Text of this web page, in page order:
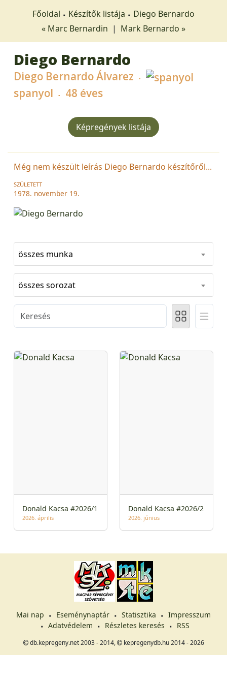
Főoldal Készítők listája
Diego Bernardo
« Marc Bernardin | Mark Bernardo »
Diego Bernardo
Diego Bernardo Álvarez
spanyol
48 éves
Képregények listája
Még nem készült leírás Diego Bernardo készítőről...
SZÜLETETT
1978. november 19.
összes munka
összes sorozat
Donald Kacsa #2026/1
2026. április
Donald Kacsa #2026/2
2026. június
Mai nap Eseménynaptár Statisztika
Impresszum
Adatvédelem
Részletes keresés RSS
db.kepregeny.net 2003 - 2014, kepregenydb.hu 2014 - 2026